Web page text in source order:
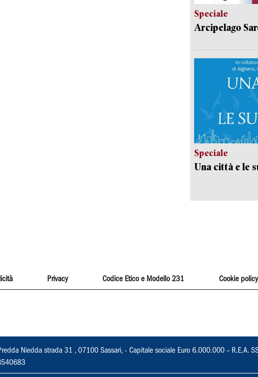
Speciale
Arcipelago
Speciale
Una città e le
Privacy Codice Etico e Modello 231 Cookie policy
Niedda strada 31 , 07100 Sassari, - Capitale sociale Euro 6.000.000 – R.E.A.